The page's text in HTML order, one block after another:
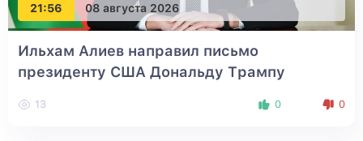
21:56 08 августа 2026
Ильхам Алиев направил письмо
президенту США Дональду Трампу
13 0 0